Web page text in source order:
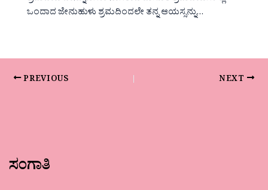
ಒಂದಾದ ಜೇನುಹುಳು ಶ್ರಮದಿಂದಲೇ ತನ್ನ ಆಯಸ್ಸನ್ನು…
PREVIOUS NEXT
ಸಂಗಾತಿ